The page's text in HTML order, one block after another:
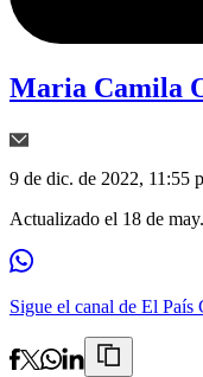
Maria Camila
9 de dic. de 2022, 11:55
Actualizado el 18 de
Sigue el canal de El